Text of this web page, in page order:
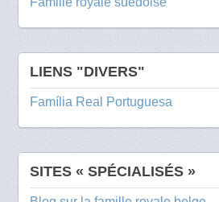
LIENS "DIVERS"
Família Real Portuguesa
SITES « SPÉCIALISÉS »